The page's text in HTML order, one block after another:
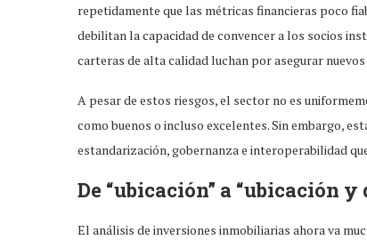
repetidamente que las métricas financieras poco
debilitan la capacidad de convencer a los socios
carteras de alta calidad luchan por asegurar
A pesar de estos riesgos, el sector no es
como buenos o incluso excelentes. Sin embargo,
estandarización, gobernanza e interoperabilidad
De “ubicación” a “ubicación y
El análisis de inversiones inmobiliarias ahora va